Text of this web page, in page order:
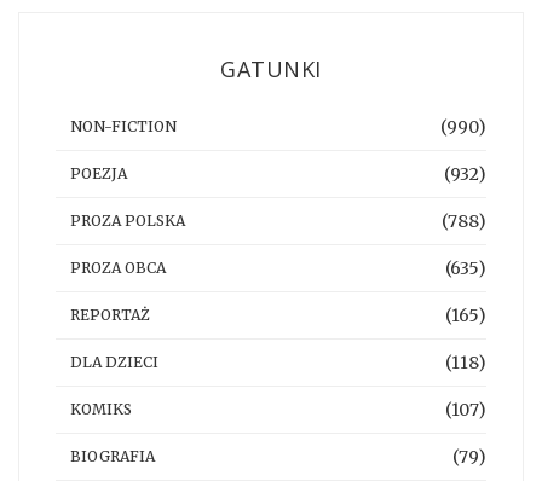
GATUNKI
NON-FICTION (990)
POEZJA (932)
PROZA POLSKA (788)
PROZA OBCA (635)
REPORTAŻ (165)
DLA DZIECI (118)
KOMIKS (107)
BIOGRAFIA (79)